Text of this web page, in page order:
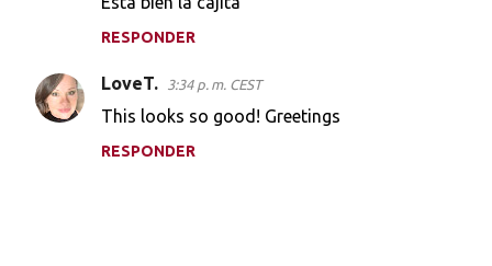
e
n
RESPONDER
LoveT. 3:34 p. m. CEST
This looks so good! Greetings
RESPONDER